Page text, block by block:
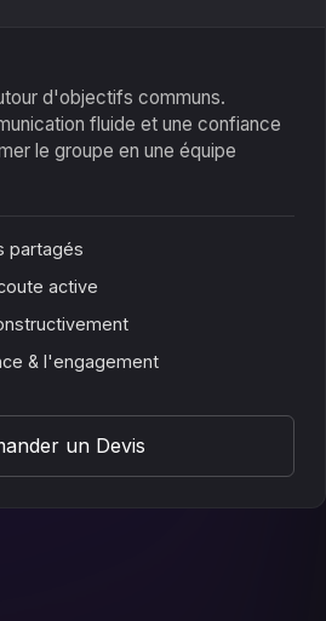
d'objectifs communs.
fluide et une confiance
le groupe en une équipe
partagés
active
& l'engagement
un Devis